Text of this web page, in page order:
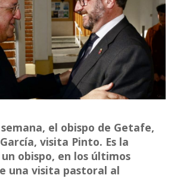
el obispo de Getafe,
visita Pinto. Es la
obispo, en los últimos
una visita pastoral al